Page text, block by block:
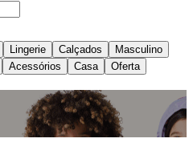
Lingerie Calçados
Masculino
Acessórios Casa Oferta